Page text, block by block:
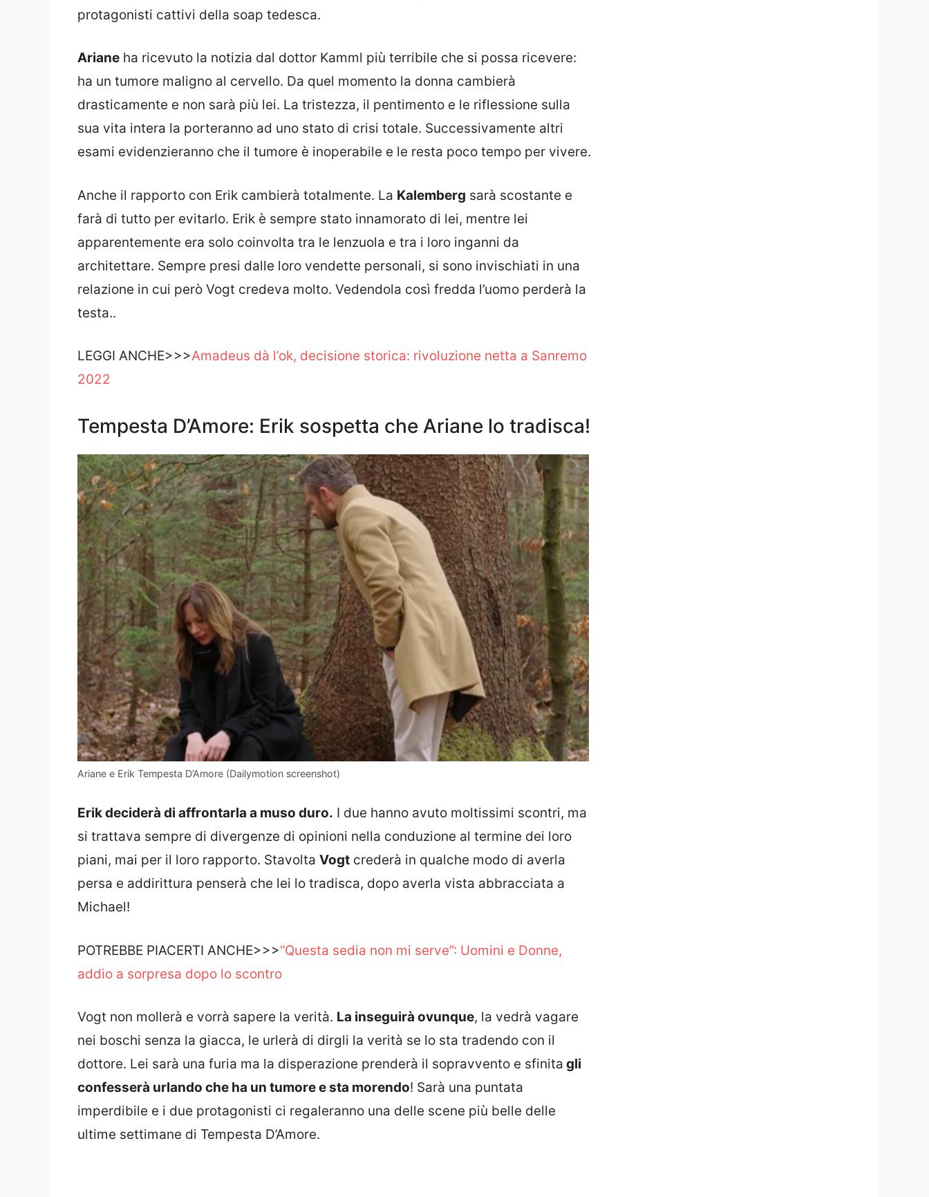
protagonisti cattivi della soap tedesca.
Ariane ha ricevuto la notizia dal dottor Kamml più terribile che si possa ricevere:
ha un tumore maligno al cervello. Da quel momento la donna cambierà
drasticamente e non sarà più lei. La tristezza, il pentimento e le riflessione sulla
sua vita intera la porteranno ad uno stato di crisi totale. Successivamente altri
esami evidenzieranno che il tumore è inoperabile e le resta poco tempo per vivere.
Anche il rapporto con Erik cambierà totalmente. La Kalemberg sarà scostante e
farà di tutto per evitarlo. Erik è sempre stato innamorato di lei, mentre lei
apparentemente era solo coinvolta tra le lenzuola e tra i loro inganni da
architettare. Sempre presi dalle loro vendette personali, si sono invischiati in una
relazione in cui però Vogt credeva molto. Vedendola così fredda l’uomo perderà la
testa..
LEGGI ANCHE>>>Amadeus dà l’ok, decisione storica: rivoluzione netta a Sanremo
2022
Tempesta D’Amore: Erik sospetta che Ariane lo tradisca!
Ariane e Erik Tempesta D’Amore (Dailymotion screenshot)
Erik deciderà di affrontarla a muso duro. I due hanno avuto moltissimi scontri, ma
si trattava sempre di divergenze di opinioni nella conduzione al termine dei loro
piani, mai per il loro rapporto. Stavolta Vogt crederà in qualche modo di averla
persa e addirittura penserà che lei lo tradisca, dopo averla vista abbracciata a
Michael!
POTREBBE PIACERTI ANCHE>>>“Questa sedia non mi serve”: Uomini e Donne,
addio a sorpresa dopo lo scontro
Vogt non mollerà e vorrà sapere la verità. La inseguirà ovunque, la vedrà vagare
nei boschi senza la giacca, le urlerà di dirgli la verità se lo sta tradendo con il
dottore. Lei sarà una furia ma la disperazione prenderà il sopravvento e sfinita gli
confesserà urlando che ha un tumore e sta morendo! Sarà una puntata
imperdibile e i due protagonisti ci regaleranno una delle scene più belle delle
ultime settimane di Tempesta D’Amore.